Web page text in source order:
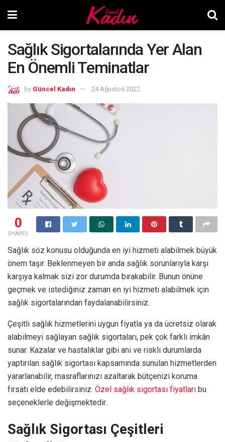
Sağlık Sigortalarında Yer Alan
En Önemli Teminatlar
by Güncel Kadın 24 Ağustos 2022
0
SHARES
Sağlık söz konusu olduğunda en iyi hizmeti alabilmek büyük
önem taşır. Beklenmeyen bir anda sağlık sorunlarıyla karşı
karşıya kalmak sizi zor durumda bırakabilir. Bunun önüne
geçmek ve istediğiniz zaman en iyi hizmeti alabilmek için
sağlık sigortalarından faydalanabilirsiniz.
Çeşitli sağlık hizmetlerini uygun fiyatla ya da ücretsiz olarak
alabilmeyi sağlayan sağlık sigortaları, pek çok farklı imkân
sunar. Kazalar ve hastalıklar gibi ani ve riskli durumlarda
yaptırılan sağlık sigortası kapsamında sunulan hizmetlerden
yararlanabilir, masraflarınızı azaltarak bütçenizi koruma
fırsatı elde edebilirsiniz. Özel sağlık sigortası fiyatları bu
seçeneklerle değişmektedir.
Sağlık Sigortası Çeşitleri